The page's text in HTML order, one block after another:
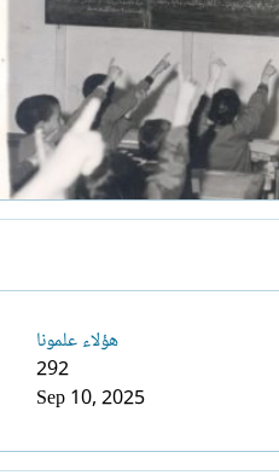
هؤلاء علمونا
292
Sep 10, 2025